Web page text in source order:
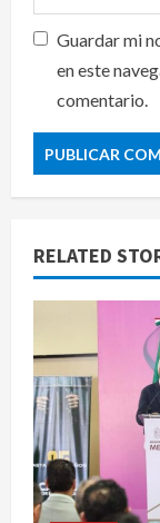
Guardar mi
en este
comentario.
RELATED